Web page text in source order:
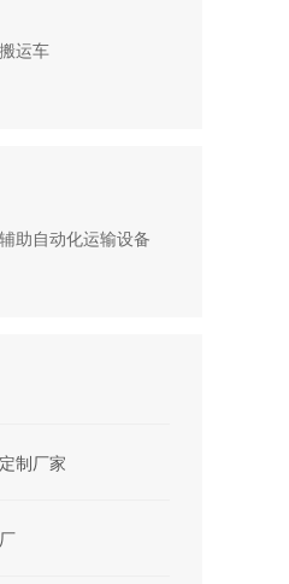
运车
助自动化运输设备
制厂家